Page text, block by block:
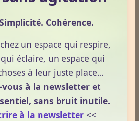
Cohérence.
un espace qui respire,
éclaire, un espace qui
à leur juste place…
vous à la newsletter et
sans bruit inutile.
à la newsletter <<